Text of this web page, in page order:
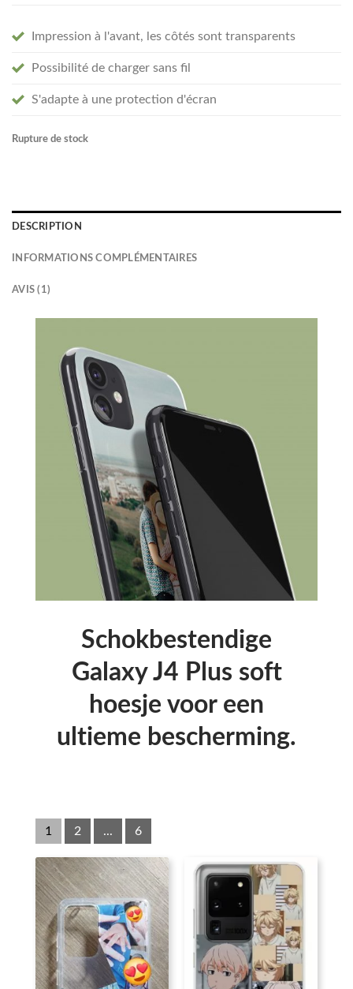
Impression à l'avant, les côtés sont transparents
Possibilité de charger sans fil
S'adapte à une protection d'écran
Rupture de stock
DESCRIPTION
INFORMATIONS COMPLÉMENTAIRES
AVIS (1)
Schokbestendige
Galaxy J4 Plus soft
hoesje voor een
ultieme bescherming.
1 2 ... 6